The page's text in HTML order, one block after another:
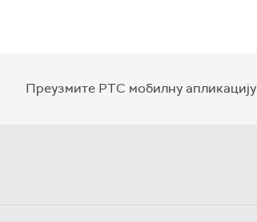
Преузмите РТС мобилну апликацију